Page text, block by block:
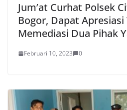
Jum’at Curhat Polsek
Bogor, Dapat Apresiasi
Memediasi Dua Pihak
Februari 10, 2023 0